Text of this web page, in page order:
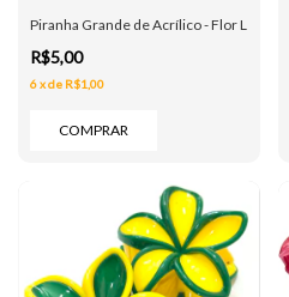
Piranha Grande de Acrílico - Flor Leitosa
R$5,00
6xde R$1,00
COMPRAR